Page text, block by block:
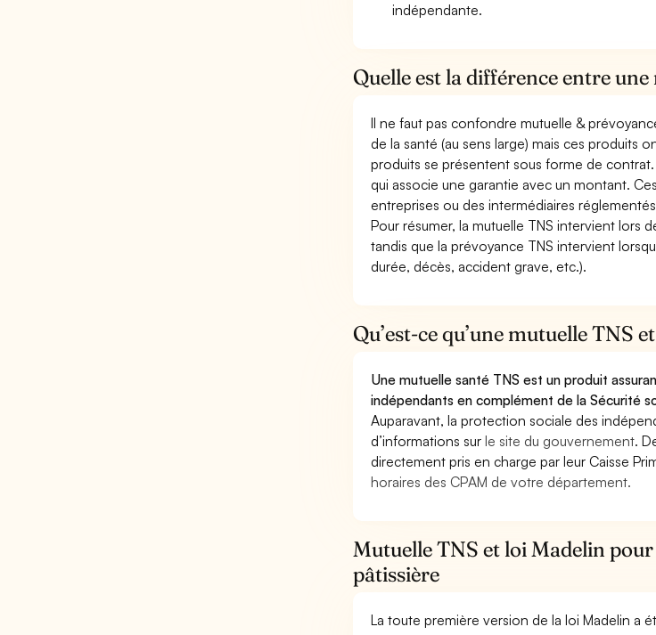
indépendante.
Quelle est la différence entre
Il ne faut pas confondre mutuelle &
de la santé (au sens large) mais ces produits
produits se présentent sous forme de
qui associe une garantie avec un montant.
entreprises ou des intermédiaires
Pour résumer, la mutuelle TNS intervient lors
tandis que la prévoyance TNS intervient
durée, décès, accident grave, etc.).
Qu’est-ce qu’une mutuelle TNS
Une mutuelle santé TNS est un produit
indépendants en complément de la Sécurité
Auparavant, la protection sociale des
d’informations surle site du gouvernement.
directement pris en charge par leur Caisse
horaires des CPAM de votre département.
Mutuelle TNS et loi Madelin
pâtissière
La toute première version de la loi Madelin a